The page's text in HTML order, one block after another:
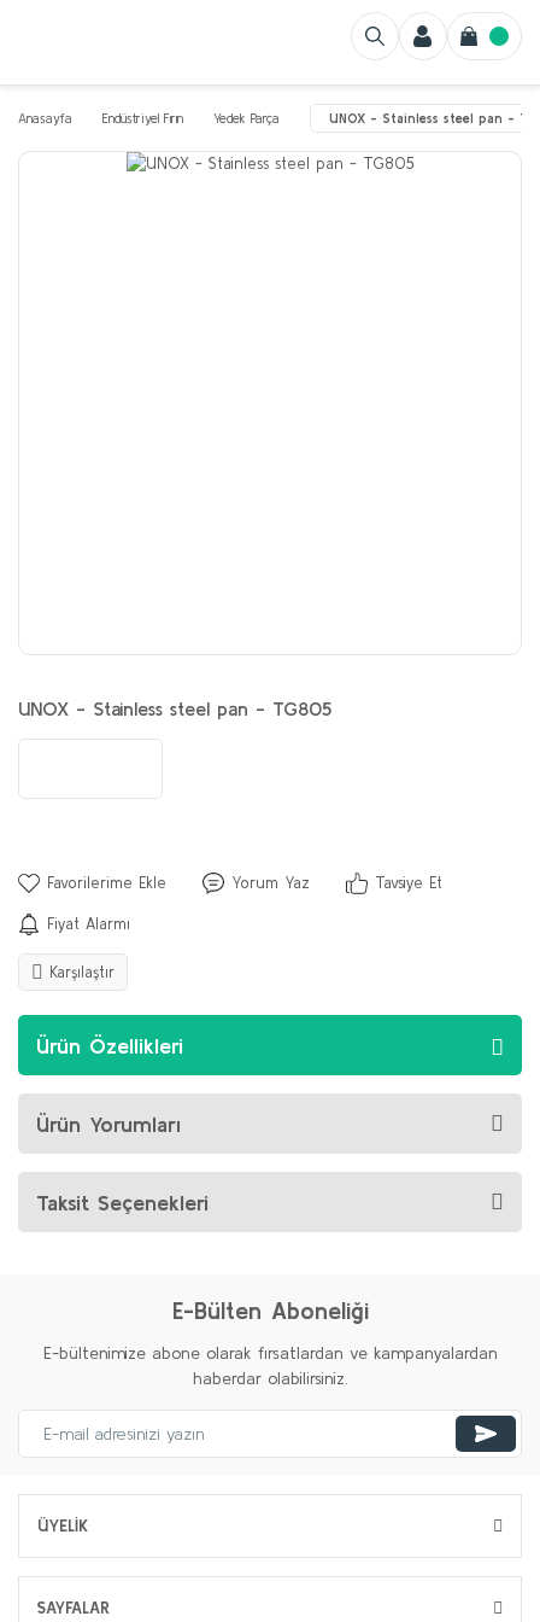
Anasayfa Endüstriyel Fırın Yedek Parça UNOX - Stainless steel pan -
UNOX - Stainless steel pan - TG805
Yorum Yaz Tavsiye Et
Fiyat Alarmı
Karşılaştır
Ürün Özellikleri
Ürün Yorumları
Taksit Seçenekleri
E-Bülten Aboneliği
E-bültenimize abone olarak fırsatlardan ve kampanyalardan
haberdar olabilirsiniz.
ÜYELİK
SAYFALAR